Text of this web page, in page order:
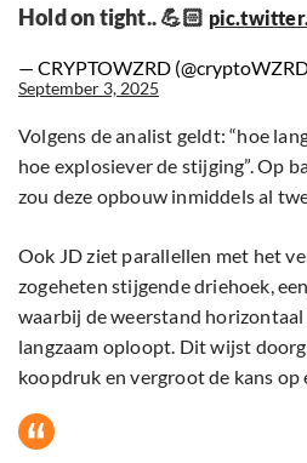
Hold on tight.. 💪🏻
— CRYPTOWZRD
September 3, 2025
Volgens de analist geldt: “hoe
hoe explosiever de stijging”. Op
zou deze opbouw inmiddels al
Ook JD ziet parallellen met het
zogeheten stijgende driehoek,
waarbij de weerstand
langzaam oploopt. Dit wijst
koopdruk en vergroot de kans